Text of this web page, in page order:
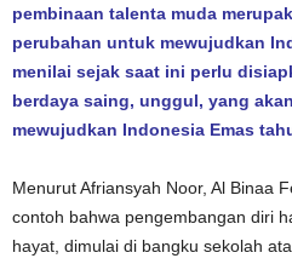
pembinaan talenta muda
perubahan untuk mewujudkan
menilai sejak saat ini perlu
berdaya saing, unggul, yang
mewujudkan Indonesia Emas
Menurut Afriansyah Noor, Al Binaa
contoh bahwa pengembangan diri
hayat, dimulai di bangku sekolah